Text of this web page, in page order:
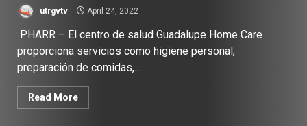
utrgvtv April 24, 2022
PHARR – El centro de salud Guadalupe Home Care
proporciona servicios como higiene personal,
preparación de comidas,...
Read More